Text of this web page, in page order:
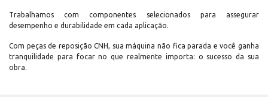
Trabalhamos com componentes selecionados para assegurar
desempenho e durabilidade em cada aplicação.
Com peças de reposição CNH, sua máquina não fica parada e você ganha
tranquilidade para focar no que realmente importa: o sucesso da sua
obra.